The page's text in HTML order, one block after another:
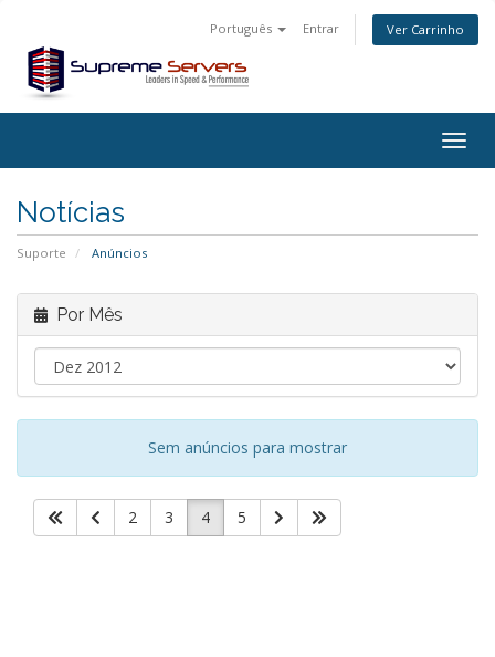
Português Entrar Ver Carrinho
Notícias
Suporte Anúncios
Por Mês
Sem anúncios para mostrar
2 3 4 5